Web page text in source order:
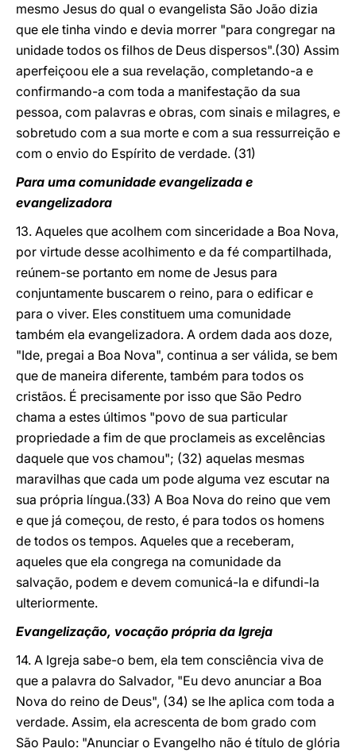
mesmo Jesus do qual o evangelista São João dizia
que ele tinha vindo e devia morrer "para congregar na
unidade todos os filhos de Deus dispersos".(30) Assim
aperfeiçoou ele a sua revelação, completando-a e
confirmando-a com toda a manifestação da sua
pessoa, com palavras e obras, com sinais e milagres, e
sobretudo com a sua morte e com a sua ressurreição e
com o envio do Espírito de verdade. (31)
Para uma comunidade evangelizada e
evangelizadora
13. Aqueles que acolhem com sinceridade a Boa Nova,
por virtude desse acolhimento e da fé compartilhada,
reúnem-se portanto em nome de Jesus para
conjuntamente buscarem o reino, para o edificar e
para o viver. Eles constituem uma comunidade
também ela evangelizadora. A ordem dada aos doze,
"Ide, pregai a Boa Nova", continua a ser válida, se bem
que de maneira diferente, também para todos os
cristãos. É precisamente por isso que São Pedro
chama a estes últimos "povo de sua particular
propriedade a fim de que proclameis as excelências
daquele que vos chamou"; (32) aquelas mesmas
maravilhas que cada um pode alguma vez escutar na
sua própria língua.(33) A Boa Nova do reino que vem
e que já começou, de resto, é para todos os homens
de todos os tempos. Aqueles que a receberam,
aqueles que ela congrega na comunidade da
salvação, podem e devem comunicá-la e difundi-la
ulteriormente.
Evangelização, vocação própria da Igreja
14. A Igreja sabe-o bem, ela tem consciência viva de
que a palavra do Salvador, "Eu devo anunciar a Boa
Nova do reino de Deus", (34) se lhe aplica com toda a
verdade. Assim, ela acrescenta de bom grado com
São Paulo: "Anunciar o Evangelho não é título de glória